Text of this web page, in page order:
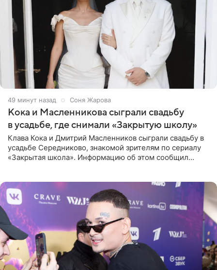
49 минут назад Соня Жарова
Кока и Масленникова сыграли свадьбу
в усадьбе, где снимали «Закрытую школу»
Клава Кока и Дмитрий Масленников сыграли свадьбу в
усадьбе Середниково, знакомой зрителям по сериалу
«Закрытая школа». Информацию об этом сообщил